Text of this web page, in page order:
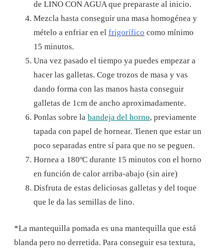
de LINO CON AGUA que preparaste al inicio.
Mezcla hasta conseguir una masa homogénea y
mételo a enfriar en el frigorífico como mínimo
15 minutos.
Una vez pasado el tiempo ya puedes empezar a
hacer las galletas. Coge trozos de masa y vas
dando forma con las manos hasta conseguir
galletas de 1cm de ancho aproximadamente.
Ponlas sobre la bandeja del horno, previamente
tapada con papel de hornear. Tienen que estar un
poco separadas entre sí para que no se peguen.
Hornea a 180ºC durante 15 minutos con el horno
en función de calor arriba-abajo (sin aire)
Disfruta de estas deliciosas galletas y del toque
que le da las semillas de lino.
*La mantequilla pomada es una mantequilla que está
blanda pero no derretida. Para conseguir esa textura,